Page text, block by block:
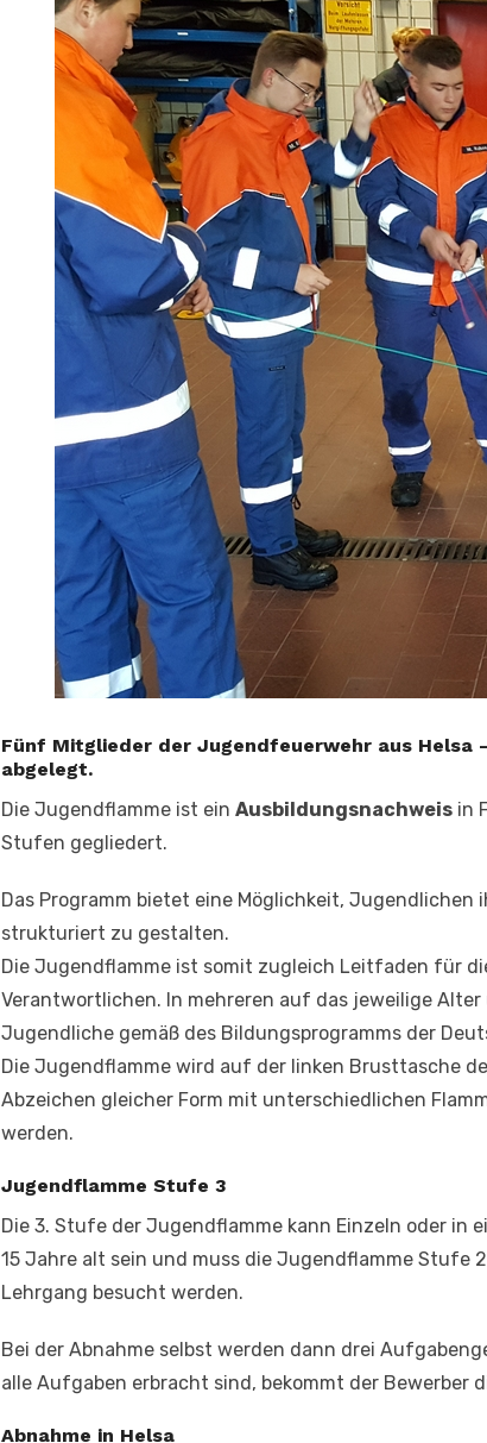
Fünf Mitglieder der Jugendfeuerwehr aus
abgelegt.
Die Jugendflamme ist ein Ausbildungsnachweis in
Stufen gegliedert.
Das Programm bietet eine Möglichkeit,
strukturiert zu gestalten.
Die Jugendflamme ist somit zugleich Leitfaden für
Verantwortlichen. In mehreren auf das jeweilige
Jugendliche gemäß des Bildungsprogramms der
Die Jugendflamme wird auf der linken Brusttasche
Abzeichen gleicher Form mit unterschiedlichen
werden.
Jugendflamme Stufe 3
Die 3. Stufe der Jugendflamme kann Einzeln oder in
15 Jahre alt sein und muss die Jugendflamme Stufe
Lehrgang besucht werden.
Bei der Abnahme selbst werden dann drei
alle Aufgaben erbracht sind, bekommt der Bewerber
Abnahme in Helsa